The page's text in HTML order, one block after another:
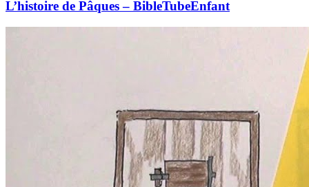
L’histoire de Pâques – BibleTubeEnfant